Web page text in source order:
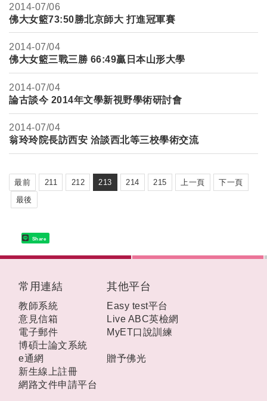
2014-07/06
佛大女籃73:50勝北京師大 打進冠軍賽
2014-07/04
佛大女籃三戰三勝 66:49贏日本山形大學
2014-07/04
論古談今 2014年文學新視野學術研討會
2014-07/04
翁玲玲院長訪西安 洽談西北等三校學術交流
最前 211 212 213 214 215 上一頁
下一頁
最後
Share
常用連結
教師系統
意見信箱
電子郵件
博碩士論文系統
e通網
新生線上註冊
網路文件申請平台
其他平台
Easy test平台
Live ABC英檢網
MyET口說訓練
贈予佛光